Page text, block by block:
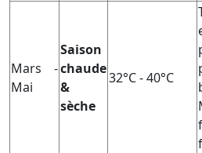
Mars -
Mai
Saison
chaude
&
sèche
32°C - 40°C